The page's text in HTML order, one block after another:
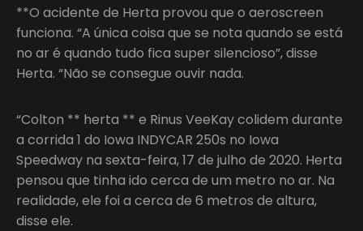
**O acidente de Herta provou que o aeroscreen
funciona. “A única coisa que se nota quando se está
no ar é quando tudo fica super silencioso”, disse
Herta. “Não se consegue ouvir nada.
“Colton ** herta ** e Rinus VeeKay colidem durante
a corrida 1 do Iowa INDYCAR 250s no Iowa
Speedway na sexta-feira, 17 de julho de 2020. Herta
pensou que tinha ido cerca de um metro no ar. Na
realidade, ele foi a cerca de 6 metros de altura,
disse ele.